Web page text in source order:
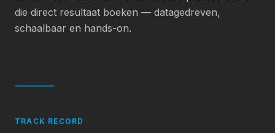
die direct resultaat boeken — datagedreven,
schaalbaar en hands-on.
TRACK RECORD